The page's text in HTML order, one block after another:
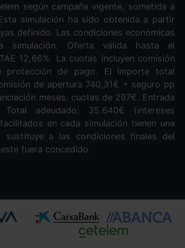
según campaña vigente, sometida a
simulación ha sido obtenida a partir
definido. Las condiciones económicas
simulación. Oferta válida hasta el
12,66%. La cuotas incluyen comisión
protección de pago. El importe total
de apertura 740,31€ + seguro pp
meses. cuotas de 297€. Entrada
adeudado: 35.640€ (intereses
en cada simulación tienen una
a las condiciones finales del
fuera concedido.